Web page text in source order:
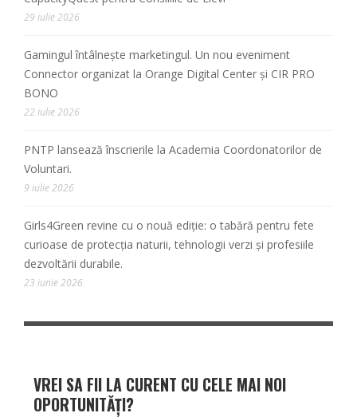
29 iulie 2026
Gamingul întâlnește marketingul. Un nou eveniment
Connector organizat la Orange Digital Center și CIR PRO
BONO
22 iulie 2026
PNTP lansează înscrierile la Academia Coordonatorilor de
Voluntari.
9 iulie 2026
Girls4Green revine cu o nouă ediție: o tabără pentru fete
curioase de protecția naturii, tehnologii verzi și profesiile
dezvoltării durabile.
23 iunie 2026
VREI SA FII LA CURENT CU CELE MAI NOI
OPORTUNITĂȚI?